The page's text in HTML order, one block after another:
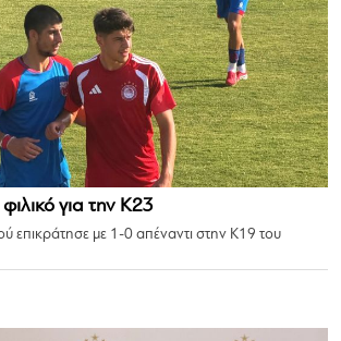
για την Κ23
επικράτησε με 1-0 απέναντι στην Κ19 του